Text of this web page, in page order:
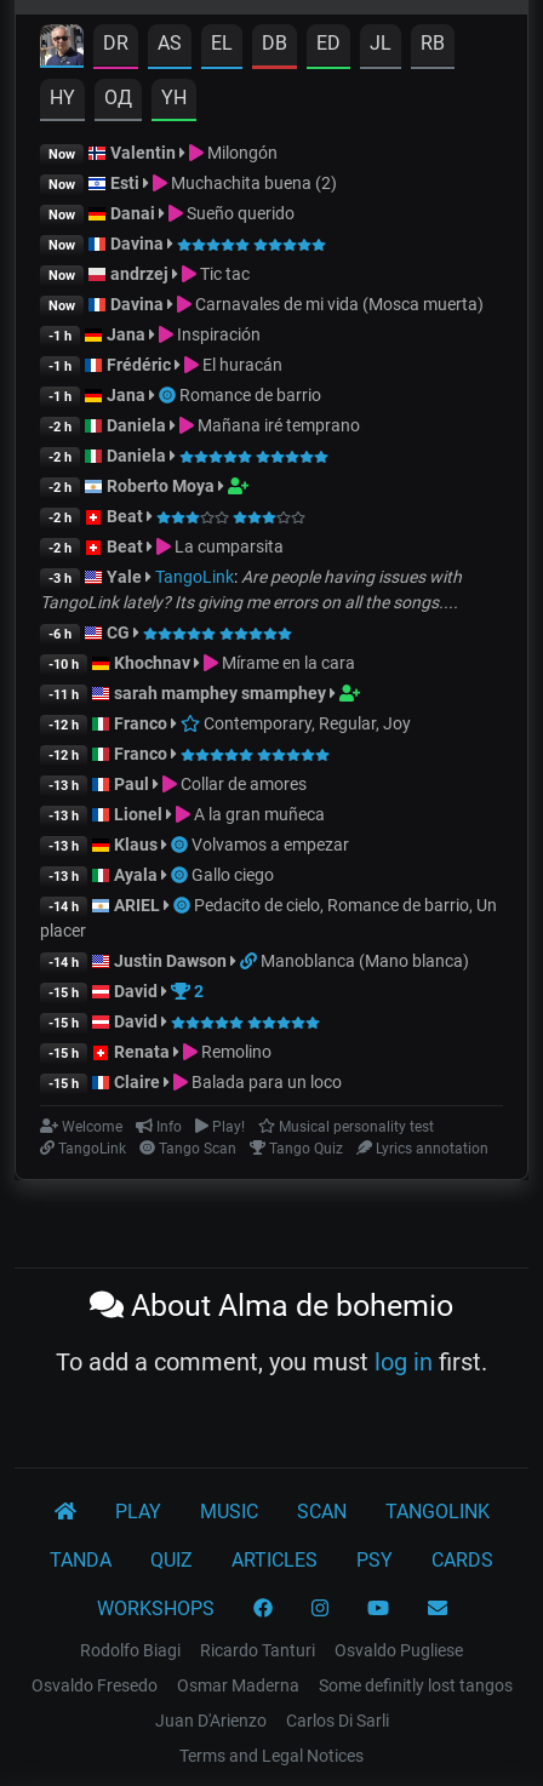
DR AS EL DB ED JL RB
HY OД YH
Now Valentin Milongón
Now Esti Muchachita buena (2)
Now Danai Sueño querido
Now Davina
Now andrzej Tic tac
Now Davina Carnavales de mi vida (Mosca muerta)
-1 h Jana Inspiración
-1 h Frédéric El huracán
-1 h Jana Romance de barrio
-2 h Daniela Mañana iré temprano
-2 h Daniela
-2 h Roberto Moya
-2 h Beat
-2 h Beat La cumparsita
-3 h Yale TangoLink: Are people having issues with
TangoLink lately? Its giving me errors on all the songs....
-6 h CG
-10 h Khochnav Mírame en la cara
-11 h sarah mamphey smamphey
-12 h Franco Contemporary, Regular, Joy
-12 h Franco
-13 h Paul Collar de amores
-13 h Lionel A la gran muñeca
-13 h Klaus Volvamos a empezar
-13 h Ayala Gallo ciego
-14 h ARIEL
Pedacito de cielo, Romance de barrio, Un
placer
-14 h Justin Dawson Manoblanca (Mano blanca)
-15 h David 2
-15 h David
-15 h Renata Remolino
-15 h Claire Balada para un loco
Welcome Info Play!
Musical personality test
TangoLink
Tango Scan Tango Quiz Lyrics annotation
About Alma de bohemio
To add a comment, you must log in first.
PLAY MUSIC SCAN TANGOLINK
TANDA QUIZ ARTICLES PSY CARDS
WORKSHOPS
Rodolfo Biagi Ricardo Tanturi
Osvaldo Pugliese
Osvaldo Fresedo
Osmar Maderna
Some definitly lost tangos
Juan D'Arienzo
Carlos Di Sarli
Terms and Legal Notices